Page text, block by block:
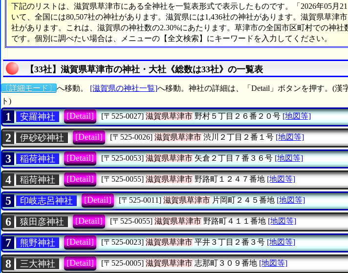
下記のリストは、滋賀県草津市にある全神社を一覧表形式で表示したものです。「2026年05月
いて、全国には80,507社の神社があります。滋賀県には1,436社の神社があります。滋賀県草津
社があります。これは、滋賀県の神社数の2.30%にあたります。草津市の全国市区町村での神社
です。個別に調べたい場合は、メニューの【全文検索】にキーワードを入力してください。
【33社】滋賀県草津市の神社・大社《総数は33社》の一覧表
〔詳細モード〕 へ移動。 [滋賀県の神社一覧]へ移動。神社の詳細は、「Detail」ボタンを押す。(漢
ト)
1 安羅神社 [Detail] [〒525-0027] 滋賀県草津市野村５丁目２６番２０号 [地図等]
2 伊砂砂神社 [Detail] [〒525-0026] 滋賀県草津市渋川２丁目２番１号 [地図等]
3 稲荷神社 [Detail] [〒525-0053] 滋賀県草津市矢倉２丁目７番３６号 [地図等]
4 稲荷神社 [Detail] [〒525-0055] 滋賀県草津市野路町１２４７番地 [地図等]
5 印岐志呂神社 [Detail] [〒525-0011] 滋賀県草津市片岡町２４５番地 [地図等]
6 猿田彦神社 [Detail] [〒525-0055] 滋賀県草津市野路町４１１番地 [地図等]
7 熊野神社 [Detail] [〒525-0023] 滋賀県草津市平井３丁目２番３号 [地図等]
8 三大神社 [Detail] [〒525-0005] 滋賀県草津市志那町３０９番地 [地図等]